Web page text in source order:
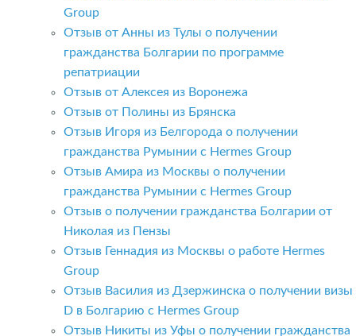
Group
Отзыв от Анны из Тулы о получении
гражданства Болгарии по программе
репатриации
Отзыв от Алексея из Воронежа
Отзыв от Полины из Брянска
Отзыв Игоря из Белгорода о получении
гражданства Румынии с Hermes Group
Отзыв Амира из Москвы о получении
гражданства Румынии с Hermes Group
Отзыв о получении гражданства Болгарии от
Николая из Пензы
Отзыв Геннадия из Москвы о работе Hermes
Group
Отзыв Василия из Дзержинска о получении визы
D в Болгарию с Hermes Group
Отзыв Никиты из Уфы о получении гражданства